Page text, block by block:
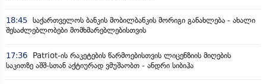
18:45 საქართველოს ბანკის მობილბანკის მორიგი განახლება - ახალი
შესაძლებლობები მომხმარებლებისთვის
17:36
Patriot-ის რაკეტების წარმოებისთვის ლიცენზიის მიღების
საკითზე აშშ-სთან აქტიურად ვმუშაობთ - ანდრი სიბიჰა